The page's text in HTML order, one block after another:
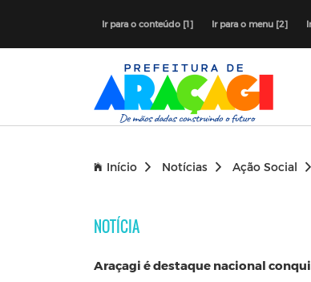
Ir para o conteúdo [1] Ir para o menu [2]
Início Notícias Ação Social
NOTÍCIA
Araçagi é destaque nacional